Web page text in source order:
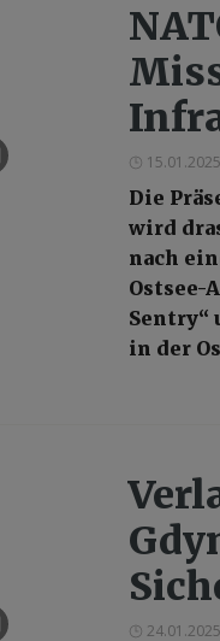
Die
wird
nach
Sentry“
in der